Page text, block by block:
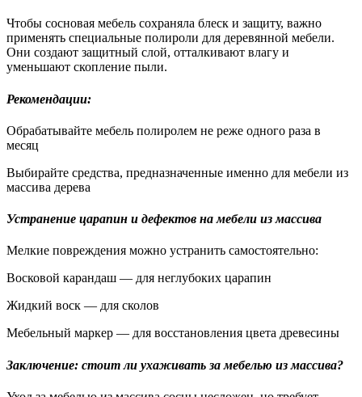
Чтобы сосновая мебель сохраняла блеск и защиту, важно
применять специальные полироли для деревянной мебели.
Они создают защитный слой, отталкивают влагу и
уменьшают скопление пыли.
Рекомендации:
Обрабатывайте мебель полиролем не реже одного раза в
месяц
Выбирайте средства, предназначенные именно для мебели из
массива дерева
Устранение царапин и дефектов на мебели из массива
Мелкие повреждения можно устранить самостоятельно:
Восковой карандаш — для неглубоких царапин
Жидкий воск — для сколов
Мебельный маркер — для восстановления цвета древесины
Заключение: стоит ли ухаживать за мебелью из массива?